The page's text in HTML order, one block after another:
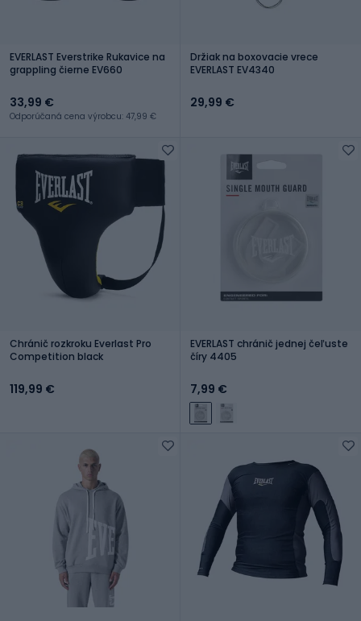
EVERLAST Everstrike Rukavice na
grappling čierne EV660
33,99 €
Odporúčaná cena výrobcu: 47,99 €
Držiak na boxovacie vrece
EVERLAST EV4340
29,99 €
Chránič rozkroku Everlast Pro
Competition black
119,99 €
EVERLAST chránič jednej čeľuste
číry 4405
7,99 €